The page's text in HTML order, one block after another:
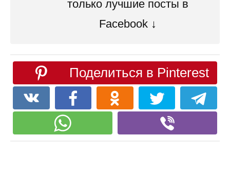
только лучшие посты в
Facebook ↓
Поделиться в Pinterest